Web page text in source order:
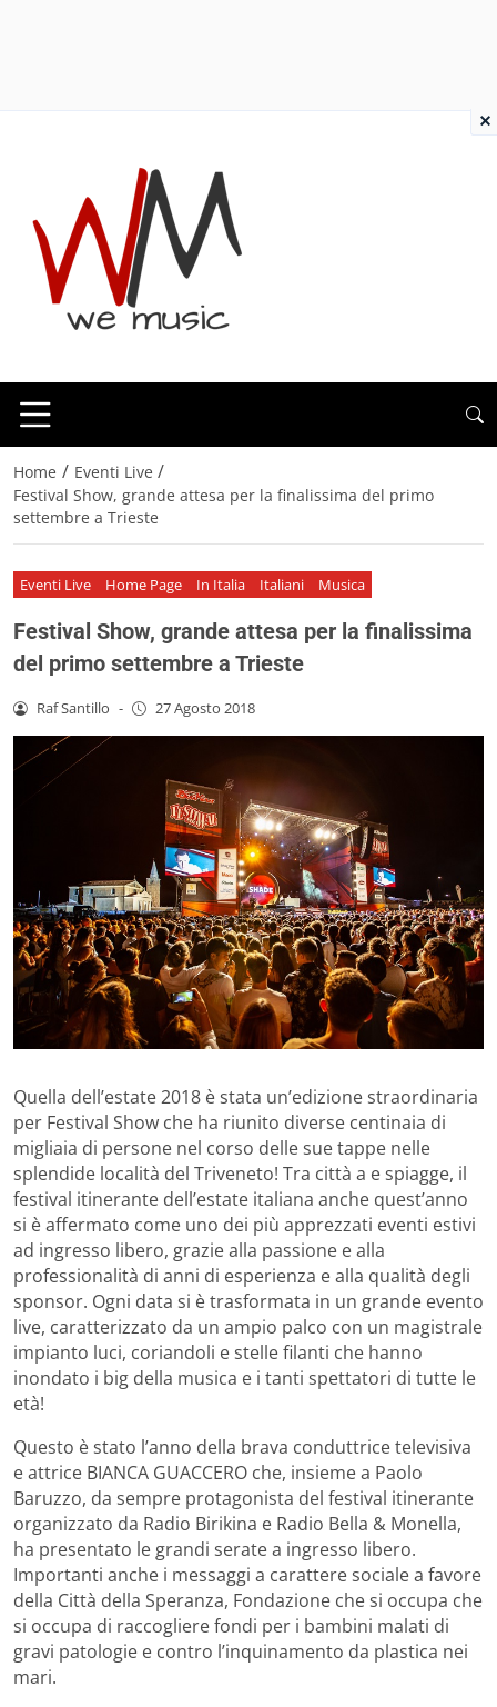
Home / Eventi Live /
Festival Show, grande attesa per la finalissima del primo
settembre a Trieste
Eventi Live Home Page In Italia Italiani Musica
Festival Show, grande attesa per la finalissima
del primo settembre a Trieste
Raf Santillo - 27 Agosto 2018
Quella dell’estate 2018 è stata un’edizione straordinaria
per Festival Show che ha riunito diverse centinaia di
migliaia di persone nel corso delle sue tappe nelle
splendide località del Triveneto! Tra città a e spiagge, il
festival itinerante dell’estate italiana anche quest’anno
si è affermato come uno dei più apprezzati eventi estivi
ad ingresso libero, grazie alla passione e alla
professionalità di anni di esperienza e alla qualità degli
sponsor. Ogni data si è trasformata in un grande evento
live, caratterizzato da un ampio palco con un magistrale
impianto luci, coriandoli e stelle filanti che hanno
inondato i big della musica e i tanti spettatori di tutte le
età!
Questo è stato l’anno della brava conduttrice televisiva
e attrice BIANCA GUACCERO che, insieme a Paolo
Baruzzo, da sempre protagonista del festival itinerante
organizzato da Radio Birikina e Radio Bella & Monella,
ha presentato le grandi serate a ingresso libero.
Importanti anche i messaggi a carattere sociale a favore
della Città della Speranza, Fondazione che si occupa che
si occupa di raccogliere fondi per i bambini malati di
gravi patologie e contro l’inquinamento da plastica nei
mari.
×